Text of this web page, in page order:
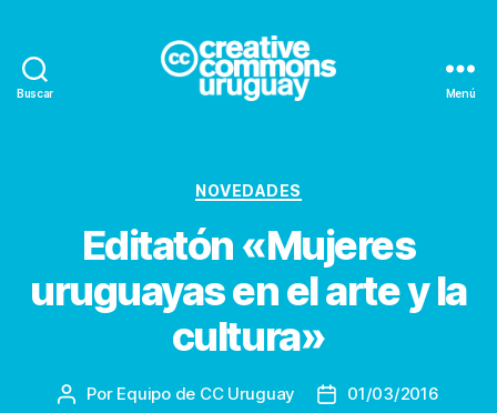
Buscar Menú
Categorías
NOVEDADES
Editatón «Mujeres
uruguayas en el arte y la
cultura»
Autor
Por Equipo de CC Uruguay
Fecha01/03/2016